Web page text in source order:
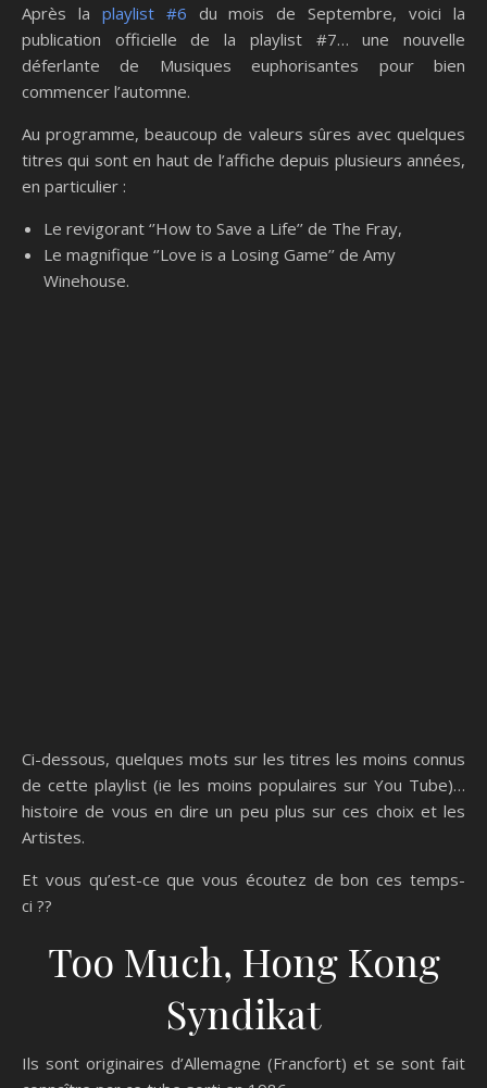
Après la playlist #6 du mois de Septembre, voici la
publication officielle de la playlist #7… une nouvelle
déferlante de Musiques euphorisantes pour bien
commencer l’automne.
Au programme, beaucoup de valeurs sûres avec quelques
titres qui sont en haut de l’affiche depuis plusieurs années,
en particulier :
Le revigorant ‘’How to Save a Life’’ de The Fray,
Le magnifique ‘’Love is a Losing Game’’ de Amy
Winehouse.
Ci-dessous, quelques mots sur les titres les moins connus
de cette playlist (ie les moins populaires sur You Tube)…
histoire de vous en dire un peu plus sur ces choix et les
Artistes.
Et vous qu’est-ce que vous écoutez de bon ces temps-
ci ??
Too Much, Hong Kong
Syndikat
Ils sont originaires d’Allemagne (Francfort) et se sont fait